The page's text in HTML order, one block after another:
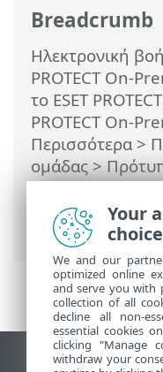
Breadcrumb
Ηλεκτρονική
PROTECT On-
το ESET
PROTECT On-
Περισσότερα >
ομάδας>
παραδείγματα>
υπολογιστής
υποδίκτυο
Your
choice
We and our
optimized online
and serve you with
collection of all
decline all non-
essential cookies
clicking "Manage
withdraw your